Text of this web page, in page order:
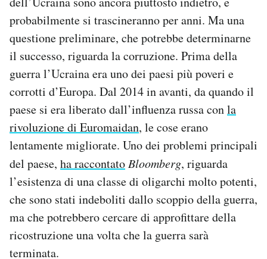
probabilmente si trascineranno per anni. Ma una
questione preliminare, che potrebbe determinarne
il successo, riguarda la corruzione. Prima della
guerra l’Ucraina era uno dei paesi più poveri e
corrotti d’Europa. Dal 2014 in avanti, da quando il
paese si era liberato dall’influenza russa conla
rivoluzione di Euromaidan, le cose erano
lentamente migliorate. Uno dei problemi principali
del paese, ha raccontatoBloomberg, riguarda
l’esistenza di una classe di oligarchi molto potenti,
che sono stati indeboliti dallo scoppio della guerra,
ma che potrebbero cercare di approfittare della
ricostruzione una volta che la guerra sarà
terminata.